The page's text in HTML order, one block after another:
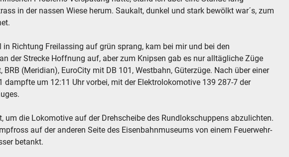
in der nassen Wiese herum. Saukalt, dunkel und stark bewölkt war´s, zum
Richtung Freilassing auf grün sprang, kam bei mir und bei den
der Strecke Hoffnung auf, aber zum Knipsen gab es nur alltägliche Züge
BRB (Meridian), EuroCity mit DB 101, Westbahn, Güterzüge. Nach über einer
dampfte um 12:11 Uhr vorbei, mit der Elektrolokomotive 139 287-7 der
um die Lokomotive auf der Drehscheibe des Rundlokschuppens abzulichten.
auf der anderen Seite des Eisenbahnmuseums von einem Feuerwehr-
betankt.